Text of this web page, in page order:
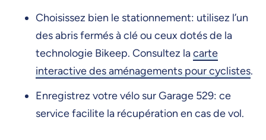
Choisissez bien le stationnement: utilisez l’un
des abris fermés à clé ou ceux dotés de la
technologie Bikeep. Consultez lacarte
interactive des aménagements pour cyclistes.
Enregistrez votre vélo sur Garage 529: ce
service facilite la récupération en cas de vol.